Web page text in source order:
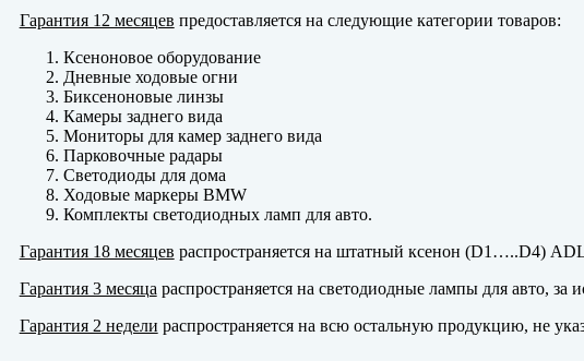
Гарантия 12 месяцев предоставляется на следующие категории товаров:
Ксеноновое оборудование
Дневные ходовые огни
Биксеноновые линзы
Камеры заднего вида
Мониторы для камер заднего вида
Парковочные радары
Светодиоды для дома
Ходовые маркеры BMW
Комплекты светодиодных ламп для авто.
Гарантия 18 месяцев распространяется на штатный ксенон (D1…..D4)
Гарантия 3 месяца распространяется на светодиодные лампы для авто,
Гарантия 2 недели распространяется на всю остальную продукцию, не